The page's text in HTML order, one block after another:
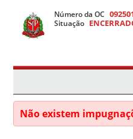
Número da OC
Situação
Não existem